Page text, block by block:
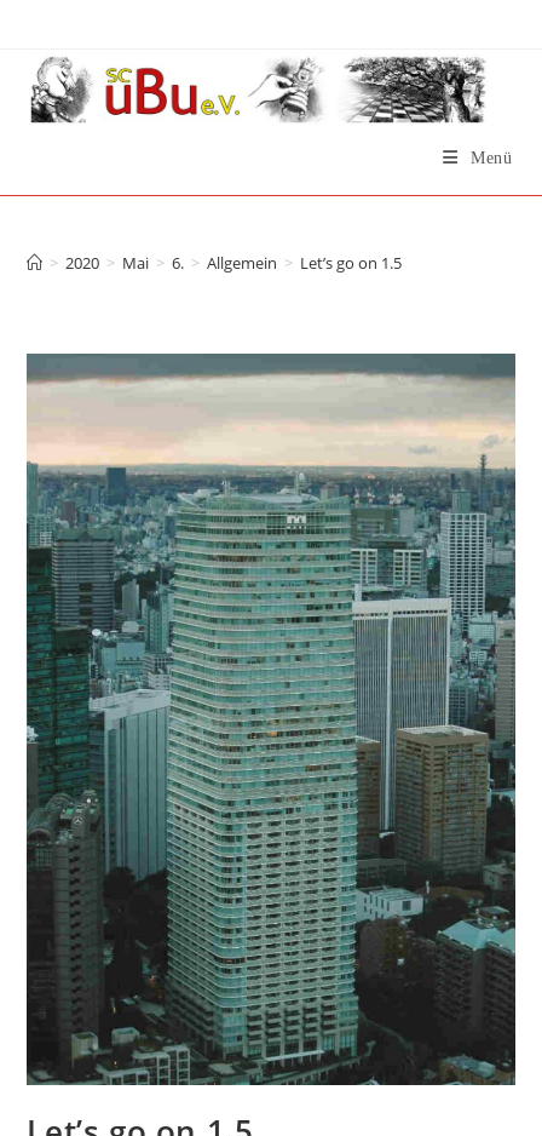
springen
Menü
> 2020 > Mai > 6. > Allgemein > Let’s go on 1.5